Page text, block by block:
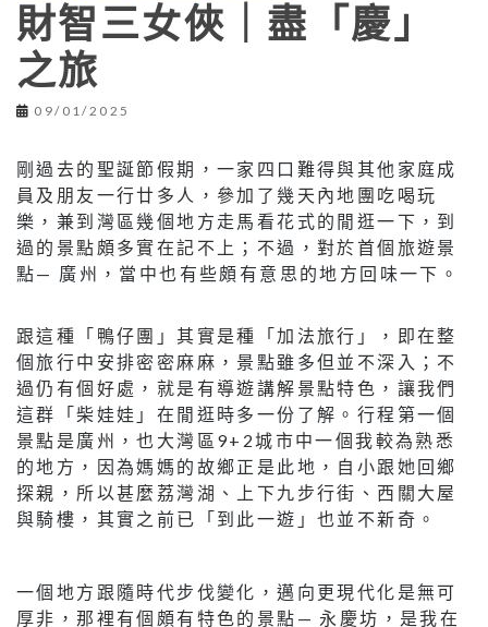
財智三女俠｜盡「慶」
之旅
09/01/2025
剛過去的聖誕節假期，一家四口難得與其他家庭成
員及朋友一行廿多人，參加了幾天內地團吃喝玩
樂，兼到灣區幾個地方走馬看花式的閒逛一下，到
過的景點頗多實在記不上；不過，對於首個旅遊景
點— 廣州，當中也有些頗有意思的地方回味一下。
跟這種「鴨仔團」其實是種「加法旅行」，即在整
個旅行中安排密密麻麻，景點雖多但並不深入；不
過仍有個好處，就是有導遊講解景點特色，讓我們
這群「柴娃娃」在閒逛時多一份了解。行程第一個
景點是廣州，也大灣區9+2城市中一個我較為熟悉
的地方，因為媽媽的故鄉正是此地，自小跟她回鄉
探親，所以甚麼荔灣湖、上下九步行街、西關大屋
與騎樓，其實之前已「到此一遊」也並不新奇。
一個地方跟隨時代步伐變化，邁向更現代化是無可
厚非，那裡有個頗有特色的景點— 永慶坊，是我在